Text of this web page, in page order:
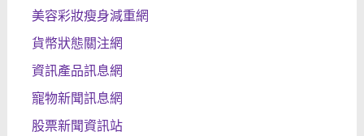
美容彩妝瘦身減重網
貨幣狀態關注網
資訊產品訊息網
寵物新聞訊息網
股票新聞資訊站